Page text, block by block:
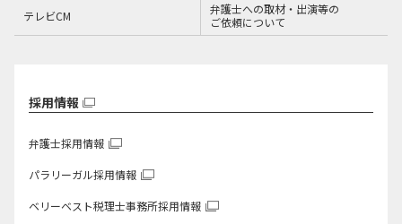
テレビCM
弁護士への取材・出演等の
ご依頼について
採用情報
弁護士採用情報
パラリーガル採用情報
ベリーベスト税理士事務所採用情報